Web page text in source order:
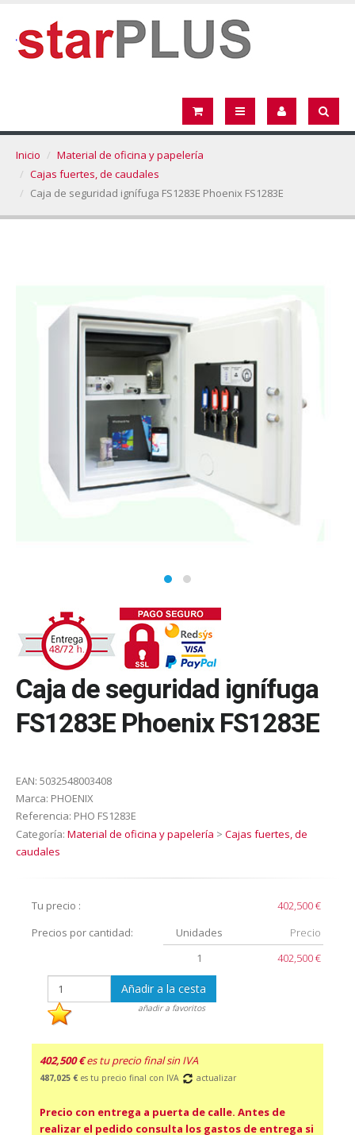
Inicio
Material de oficina y papelería
Cajas fuertes, de caudales
Caja de seguridad ignífuga FS1283E Phoenix FS1283E
Caja de seguridad ignífuga
FS1283E Phoenix FS1283E
EAN: 5032548003408
Marca: PHOENIX
Referencia: PHO FS1283E
Categoría: Material de oficina y papelería > Cajas fuertes, de
caudales
Tu precio :
402,500 €
Precios por cantidad:
Unidades
Precio
1
402,500 €
Añadir a la cesta
añadir a favoritos
402,500 € es tu precio final sin IVA
487,025 € es tu precio final con IVA actualizar
Precio con entrega a puerta de calle. Antes de
realizar el pedido consulta los gastos de entrega si